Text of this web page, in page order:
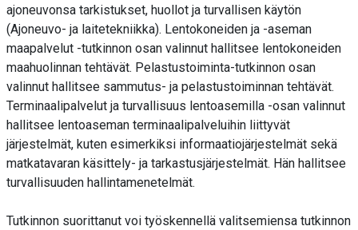
ajoneuvonsa tarkistukset, huollot ja turvallisen käytön
(Ajoneuvo- ja laitetekniikka). Lentokoneiden ja -aseman
maapalvelut -tutkinnon osan valinnut hallitsee lentokoneiden
maahuolinnan tehtävät. Pelastustoiminta-tutkinnon osan
valinnut hallitsee sammutus- ja pelastustoiminnan tehtävät.
Terminaalipalvelut ja turvallisuus lentoasemilla -osan valinnut
hallitsee lentoaseman terminaalipalveluihin liittyvät
järjestelmät, kuten esimerkiksi informaatiojärjestelmät sekä
matkatavaran käsittely- ja tarkastusjärjestelmät. Hän hallitsee
turvallisuuden hallintamenetelmät.
Tutkinnon suorittanut voi työskennellä valitsemiensa tutkinnon